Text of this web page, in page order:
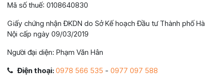
Mã số thuế: 0108640830
Giấy chứng nhận ĐKDN do Sở Kế hoạch Đầu tư Thành phố Hà
Nội cấp ngày 09/03/2019
Người đại diện: Phạm Văn Hân
Điện thoại:0978 566 535 - 0977 097 588